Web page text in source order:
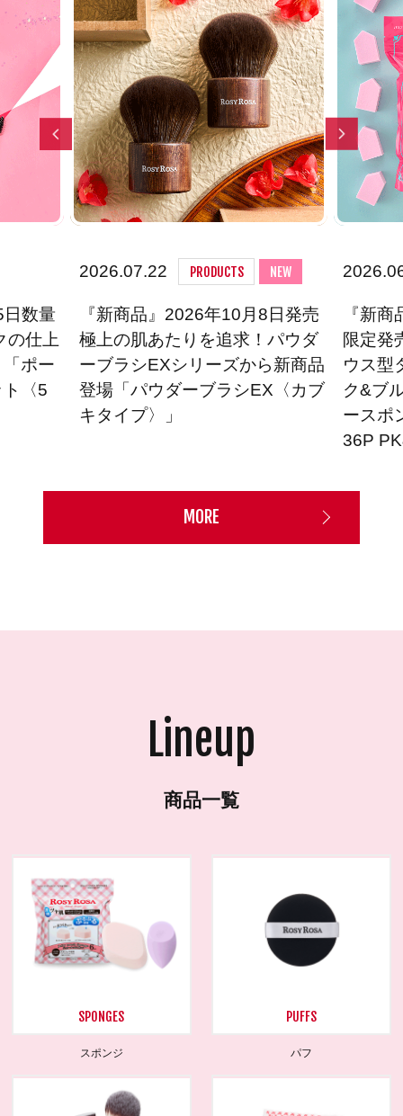
Previous
数量
の仕上
ポー
〈5
2026.07.22 PRODUCTS NEW
『新商品』2026年10月8日発売
極上の肌あたりを追求！パウダ
ーブラシEXシリーズから新商品
登場「パウダーブラシEX〈カブ
キタイプ〉」
『新
限定発
ウス型
ク&ブ
ースポ
36P
Next
MORE
SPONGES
スポンジ
PUFFS
パフ